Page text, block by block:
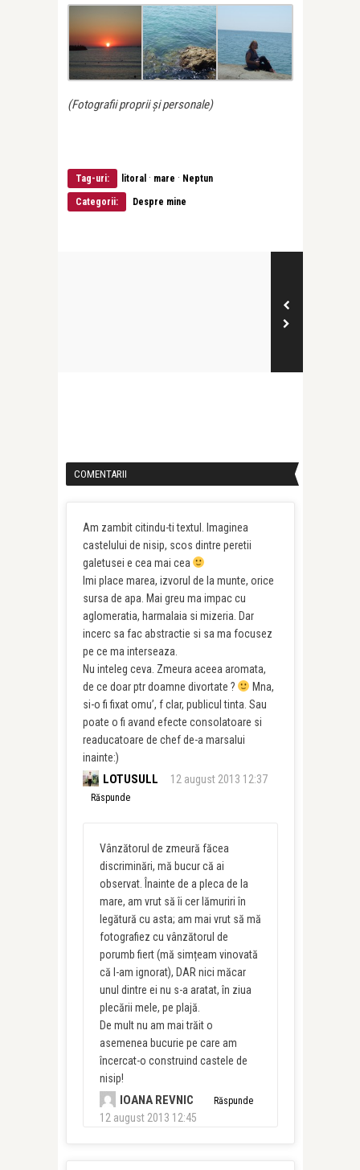
(Fotografii proprii și personale)
Tag-uri: litoral · mare · Neptun
Categorii: Despre mine
COMENTARII
Am zambit citindu-ti textul. Imaginea
castelului de nisip, scos dintre peretii
galetusei e cea mai cea
Imi place marea, izvorul de la munte, orice
sursa de apa. Mai greu ma impac cu
aglomeratia, harmalaia si mizeria. Dar
incerc sa fac abstractie si sa ma focusez
pe ce ma interseaza.
Nu inteleg ceva. Zmeura aceea aromata,
de ce doar ptr doamne divortate ?
Mna,
si-o fi fixat omu’, f clar, publicul tinta. Sau
poate o fi avand efecte consolatoare si
readucatoare de chef de-a marsalui
inainte:)
LOTUSULL 12 august 2013 12:37
Răspunde
Vânzătorul de zmeură făcea
discriminări, mă bucur că ai
observat. Înainte de a pleca de la
mare, am vrut să îi cer lămuriri în
legătură cu asta; am mai vrut să mă
fotografiez cu vânzătorul de
porumb fiert (mă simțeam vinovată
că l-am ignorat), DAR nici măcar
unul dintre ei nu s-a aratat, în ziua
plecării mele, pe plajă.
De mult nu am mai trăit o
asemenea bucurie pe care am
încercat-o construind castele de
nisip!
IOANA REVNIC
12 august 2013 12:45
Răspunde